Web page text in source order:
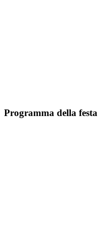
Programma della festa